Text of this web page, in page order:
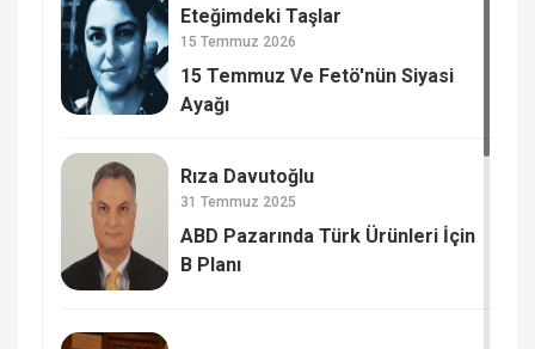
Eteğimdeki Taşlar
15 Temmuz 2026
15 Temmuz Ve Fetö'nün Siyasi
Ayağı
Rıza Davutoğlu
31 Temmuz 2025
ABD Pazarında Türk Ürünleri İçin
B Planı